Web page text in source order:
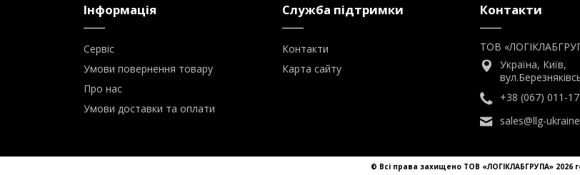
Інформація
Сервіс
Умови повернення товару
Про нас
Умови доставки та оплати
Служба підтримки
Контакти
Карта сайту
Контакти
ТОВ
Україна, Київ,
+38 (067) 011-
sales@llg-
© Всі права захищено ТОВ «ЛОГІКЛАБГРУПА» 2026